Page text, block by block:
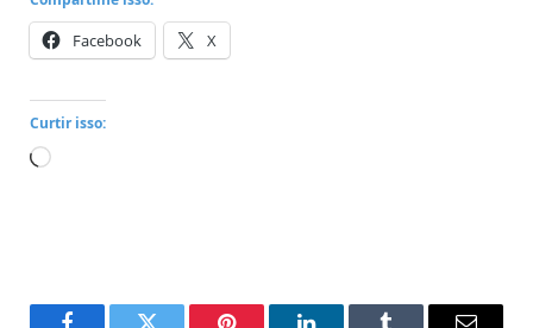
Facebook X
Curtir isso:
Carregando...